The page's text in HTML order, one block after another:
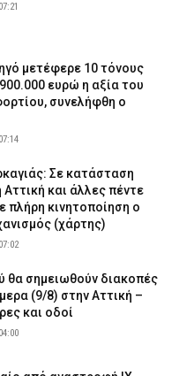
μετέφερε 10 τόνους
ευρώ η αξία του
συνελήφθη ο
Σε κατάσταση
Αττική και άλλες πέντε
πλήρη κινητοποίηση ο
(χάρτης)
σημειωθούν διακοπές
(9/8) στην Αττική –
και οδοί